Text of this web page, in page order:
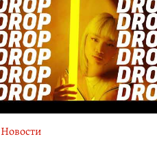
Новости